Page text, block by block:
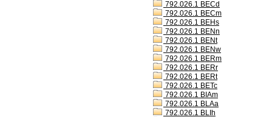
792.026.1 BECd
792.026.1 BECm
792.026.1 BEHs
792.026.1 BENn
792.026.1 BENt
792.026.1 BENw
792.026.1 BERm
792.026.1 BERr
792.026.1 BERt
792.026.1 BETc
792.026.1 BIAm
792.026.1 BLAa
792.026.1 BLIh